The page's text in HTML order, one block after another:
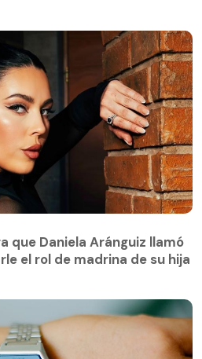
que Daniela Aránguiz llamó
el rol de madrina de su hija